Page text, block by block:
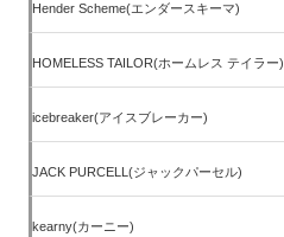
Hender Scheme(エンダースキーマ)
HOMELESS TAILOR(ホームレス テイラー)
icebreaker(アイスブレーカー)
JACK PURCELL(ジャックパーセル)
kearny(カーニー)